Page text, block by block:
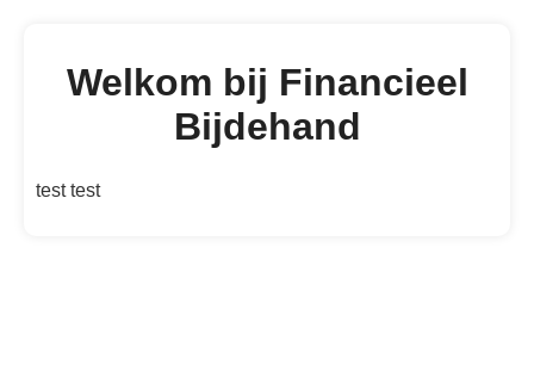
Welkom bij Financieel
Bijdehand
test test